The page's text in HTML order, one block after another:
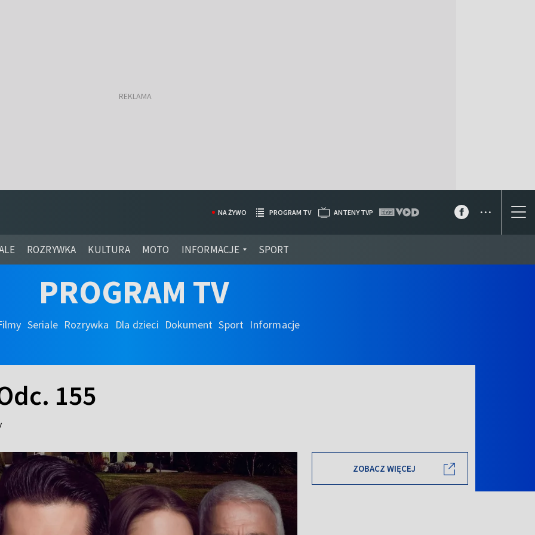
ROZRYWKA KULTURA MOTO INFORMACJE SPORT
NA ŻYWO PROGRAM TV ANTENY TVP ...
PROGRAM TV
Seriale Rozrywka Dla dzieci Dokument Sport Informacje
155
ZOBACZ WIĘCEJ